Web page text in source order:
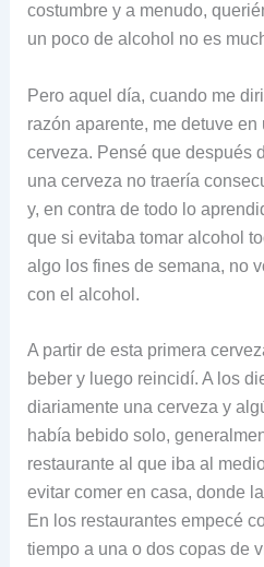
costumbre y a menudo,
un poco de alcohol no es
Pero aquel día, cuando me
razón aparente, me detuve
cerveza. Pensé que después
una cerveza no traería
y, en contra de todo lo
que si evitaba tomar alcohol
algo los fines de semana, no
con el alcohol.
A partir de esta primera
beber y luego reincidí. A los
diariamente una cerveza y
había bebido solo,
restaurante al que iba al
evitar comer en casa, donde
En los restaurantes empecé
tiempo a una o dos copas de